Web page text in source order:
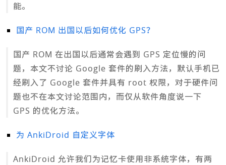
能。
国产 ROM 出国以后如何优化 GPS？
国产 ROM 在出国以后通常会遇到 GPS 定位慢的问
题，本文不讨论 Google 套件的刷入方法，默认手机已
经刷入了 Google 套件并具有 root 权限，对于硬件问
题也不在本文讨论范围内，而仅从软件角度说一下
GPS 的优化方法。
为 AnkiDroid 自定义字体
AnkiDroid 允许我们为记忆卡使用非系统字体，有两